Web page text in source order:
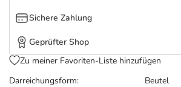
Marken
Darreichungsform:
Beutel
Sichere Zahlung
Geprüfter Shop
Zu meiner Favoriten-Liste hinzufügen